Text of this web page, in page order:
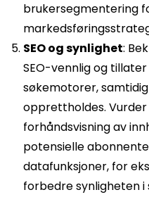
brukersegmentering
SEO og synlighet:
SEO-vennlig og
søkemotorer,
opprettholdes.
forhåndsvisning av
potensielle
datafunksjoner, for
forbedre synligheten i